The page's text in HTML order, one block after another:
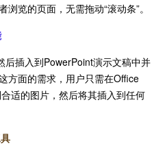
览的页面，无需拖动“滚动条”。
插入到PowerPoint演示文稿中并
方面的需求，用户只需在Office
适的图片，然后将其插入到任何